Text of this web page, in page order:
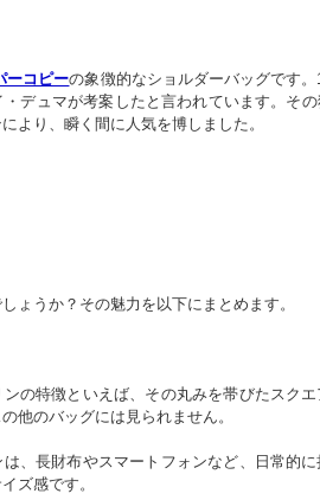
ーコピーの象徴的なショルダーバッグです
デュマが考案したと言われています。そ
より、瞬く間に人気を博しました。
ょうか？その魅力を以下にまとめます。
他のバッグには見られません。
ズ感です。